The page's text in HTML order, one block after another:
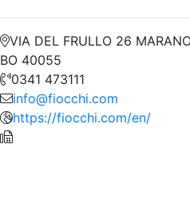
VIA DEL FRULLO 26
BO 40055
0341 473111
info@fiocchi.com
https://fiocchi.com/en/